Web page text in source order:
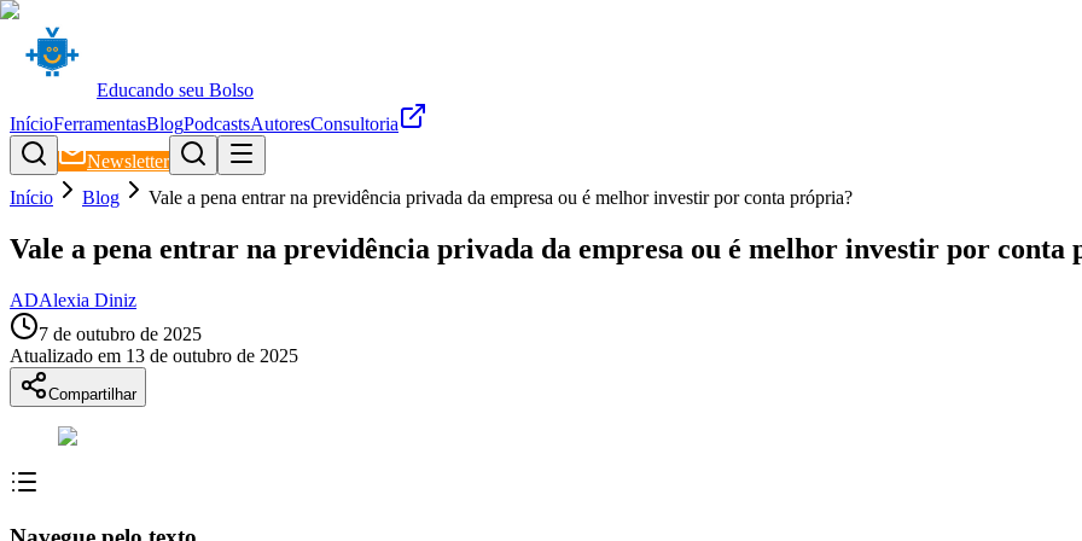
Educando seu Bolso
InícioFerramentasBlogPodcastsAutoresConsultoria
Newsletter
Início
Blog Vale a pena entrar na previdência privada da empresa ou é melhor investir por conta própria?
Vale a pena entrar na previdência privada da empresa ou é melhor investir por conta
ADAlexia Diniz
7 de outubro de 2025
Atualizado em 13 de outubro de 2025
Compartilhar